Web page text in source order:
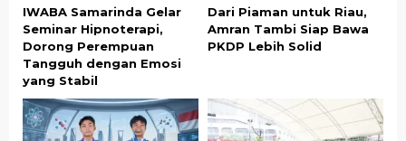
IWABA Samarinda Gelar
Seminar Hipnoterapi,
Dorong Perempuan
Tangguh dengan Emosi
yang Stabil
Dari Piaman untuk Riau,
Amran Tambi Siap Bawa
PKDP Lebih Solid